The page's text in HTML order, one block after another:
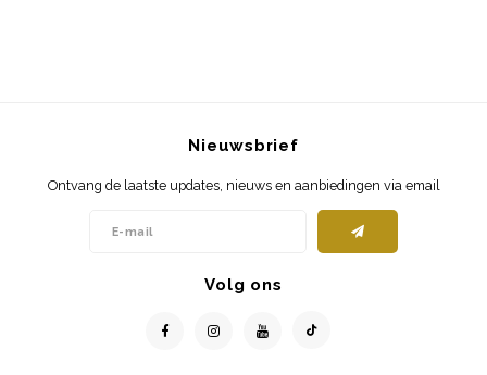
Nieuwsbrief
Ontvang de laatste updates, nieuws en aanbiedingen via email
Volg ons